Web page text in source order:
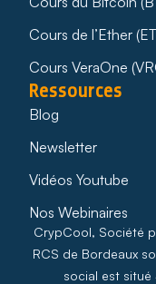
Cours de l’Ether
Cours VeraOne
Ressources
Blog
Newsletter
Vidéos Youtube
Nos Webinaires
CrypCool, Société
RCS de Bordeaux
social est